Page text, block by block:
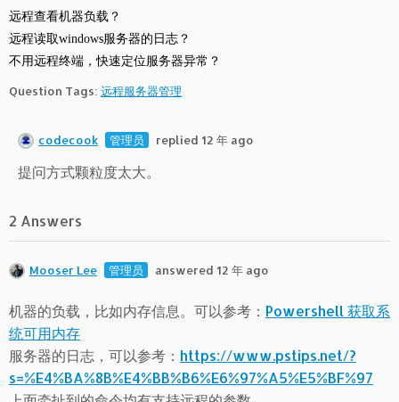
远程查看机器负载？
远程读取windows服务器的日志？
不用远程终端，快速定位服务器异常？
Question Tags: 远程服务器管理
codecook 管理员 replied 12 年 ago
提问方式颗粒度太大。
2 Answers
Mooser Lee 管理员 answered 12 年 ago
机器的负载，比如内存信息。可以参考： Powershell 获取系
统可用内存
服务器的日志，可以参考： https://www.pstips.net/?
s=%E4%BA%8B%E4%BB%B6%E6%97%A5%E5%BF%97